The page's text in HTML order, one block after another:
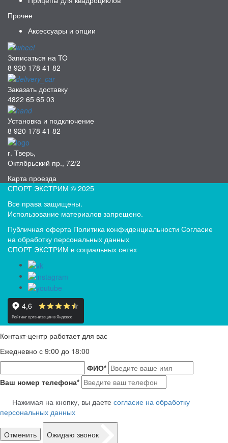
Прочее
Аксессуары и опции
Записаться на ТО
8 920 178 41 82
Заказать доставку
4822 65 65 03
Установка и подключение
8 920 178 41 82
г. Тверь,
Октябрьский пр., 72/2
Карта проезда
СПОРТ ЭКСТРИМ © 2025
Все права защищены.
Использование материалов запрещено.
Публичная оферта Политика конфиденциальности Согласие
на обработку персональных данных
СПОРТ ЭКСТРИМ в социальных сетях
Контакт-центр работает для вас
Ежедневно с 9:00 до 18:00
ФИО*
Ваш номер телефона*
Нажимая на кнопку, вы даете согласие на обработку
персональных данных
Отменить Ожидаю звонок